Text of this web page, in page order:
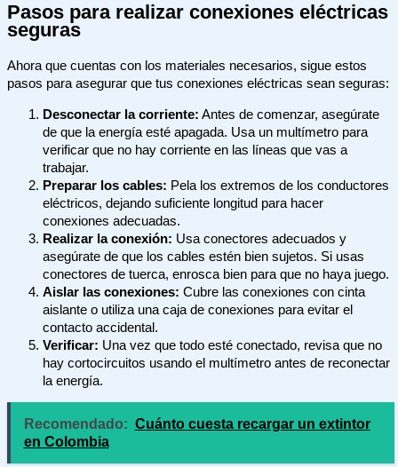
Pasos para realizar conexiones eléctricas
seguras
Ahora que cuentas con los materiales necesarios, sigue estos
pasos para asegurar que tus conexiones eléctricas sean seguras:
Desconectar la corriente: Antes de comenzar, asegúrate
de que la energía esté apagada. Usa un multímetro para
verificar que no hay corriente en las líneas que vas a
trabajar.
Preparar los cables: Pela los extremos de los conductores
eléctricos, dejando suficiente longitud para hacer
conexiones adecuadas.
Realizar la conexión: Usa conectores adecuados y
asegúrate de que los cables estén bien sujetos. Si usas
conectores de tuerca, enrosca bien para que no haya juego.
Aislar las conexiones: Cubre las conexiones con cinta
aislante o utiliza una caja de conexiones para evitar el
contacto accidental.
Verificar: Una vez que todo esté conectado, revisa que no
hay cortocircuitos usando el multímetro antes de reconectar
la energía.
Recomendado: Cuánto cuesta recargar un extintor
en Colombia